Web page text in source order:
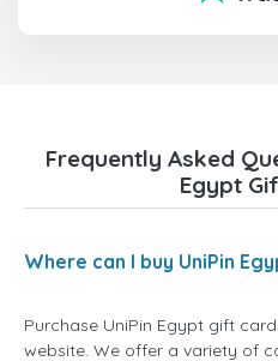
Frequently Asked
Egypt
Where can I buy UniPin
Purchase UniPin Egypt gift
website. We offer a variety of